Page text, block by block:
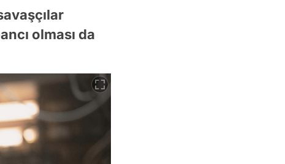
olması da